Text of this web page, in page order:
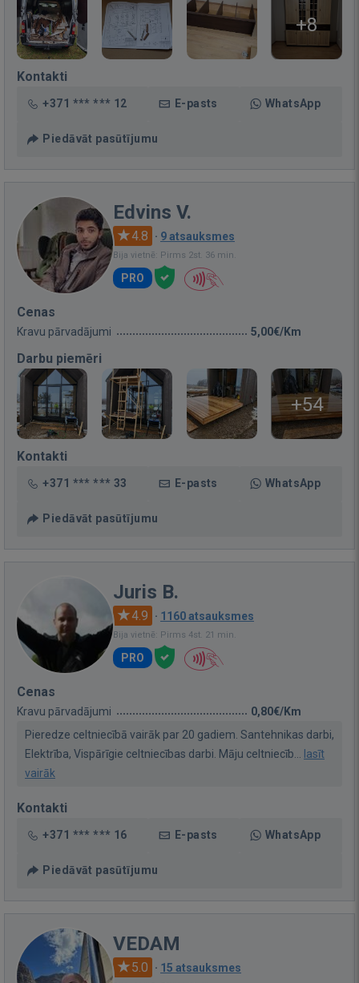
+8
Kontakti
+371 *** *** 12 E-pasts WhatsApp
Piedāvāt pasūtījumu
Edvins V.
4.8 · 9 atsauksmes
Bija vietnē: Pirms 2st. 36 min.
PRO
Cenas
Kravu pārvadājumi 5,00€/Km
Darbu piemēri
+54
Kontakti
+371 *** *** 33 E-pasts WhatsApp
Piedāvāt pasūtījumu
Juris B.
4.9 · 1160 atsauksmes
Bija vietnē: Pirms 4st. 21 min.
PRO
Cenas
Kravu pārvadājumi
0,80€/Km
Pieredze celtniecībā vairāk par 20 gadiem. Santehnikas darbi,
Elektrība, Vispārīgie celtniecības darbi. Māju celtniecīb...
lasīt
vairāk
Kontakti
+371 *** *** 16 E-pasts WhatsApp
Piedāvāt pasūtījumu
VEDAM
5.0 · 15 atsauksmes